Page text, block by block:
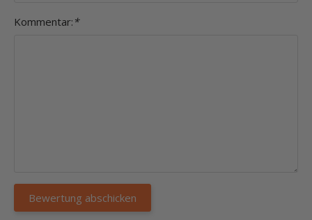
Kommentar: *